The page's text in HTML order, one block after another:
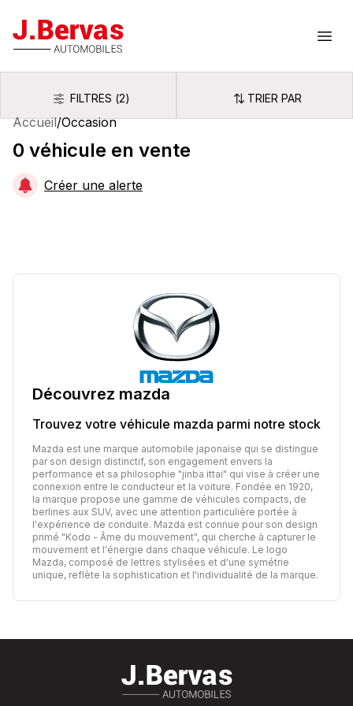
J.Bervas
FiltresFILTRES (2) Trier par
TRIER PAR
Accueil/Occasion
0 véhicule en vente
Créer une alerte
Découvrez mazda
Trouvez votre véhicule mazda parmi notre stock
Mazda est une marque automobile japonaise qui se distingue
par son design distinctif, son engagement envers la
performance et sa philosophie "jinba ittai" qui vise à créer une
connexion entre le conducteur et la voiture. Fondée en 1920,
la marque propose une gamme de véhicules compacts, de
berlines aux SUV, avec une attention particulière portée à
l'expérience de conduite. Mazda est connue pour son design
primé "Kodo - Âme du mouvement", qui cherche à capturer le
mouvement et l'énergie dans chaque véhicule. Le logo
Mazda, composé de lettres stylisées et d'une symétrie
unique, reflète la sophistication et l'individualité de la marque.